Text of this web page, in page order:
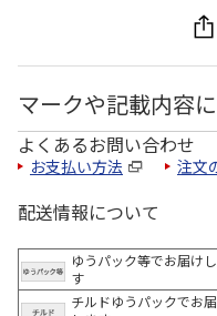
マークや記載内容
よくあるお問い合わせ
お支払い方法 注文
配送情報について
ゆうパック等でお届け
す
チルドゆうパックでお